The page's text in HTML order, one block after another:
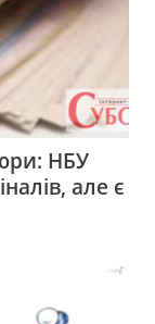
НБУ
але є